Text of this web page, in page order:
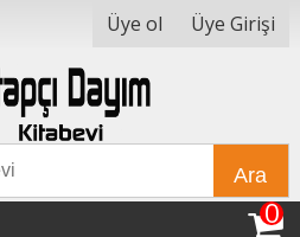
Üye ol Üye Girişi
Ara
0